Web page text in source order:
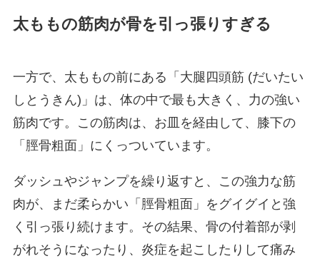
太ももの筋肉が骨を引っ張りすぎる
一方で、太ももの前にある「大腿四頭筋 (だいたい
しとうきん)」は、体の中で最も大きく、力の強い
筋肉です。この筋肉は、お皿を経由して、膝下の
「脛骨粗面」にくっついています。
ダッシュやジャンプを繰り返すと、この強力な筋
肉が、まだ柔らかい「脛骨粗面」をグイグイと強
く引っ張り続けます。その結果、骨の付着部が剥
がれそうになったり、炎症を起こしたりして痛み